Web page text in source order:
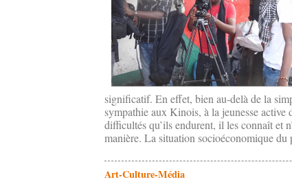
significatif. En effet, bien au-delà de la
sympathie aux Kinois, à la jeunesse
difficultés qu’ils endurent, il les connaît et
manière. La situation socioéconomique du
Art-Culture-Média